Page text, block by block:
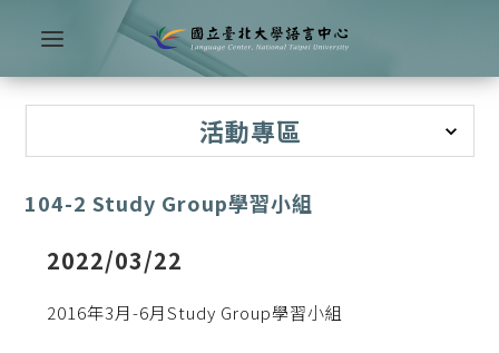
活動專區
104-2 Study Group學習小組
2022/03/22
2016年3月-6月Study Group學習小組